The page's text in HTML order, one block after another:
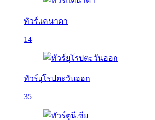
ทัวร์แคนาดา
14
ทัวร์ยุโรปตะวันออก
35